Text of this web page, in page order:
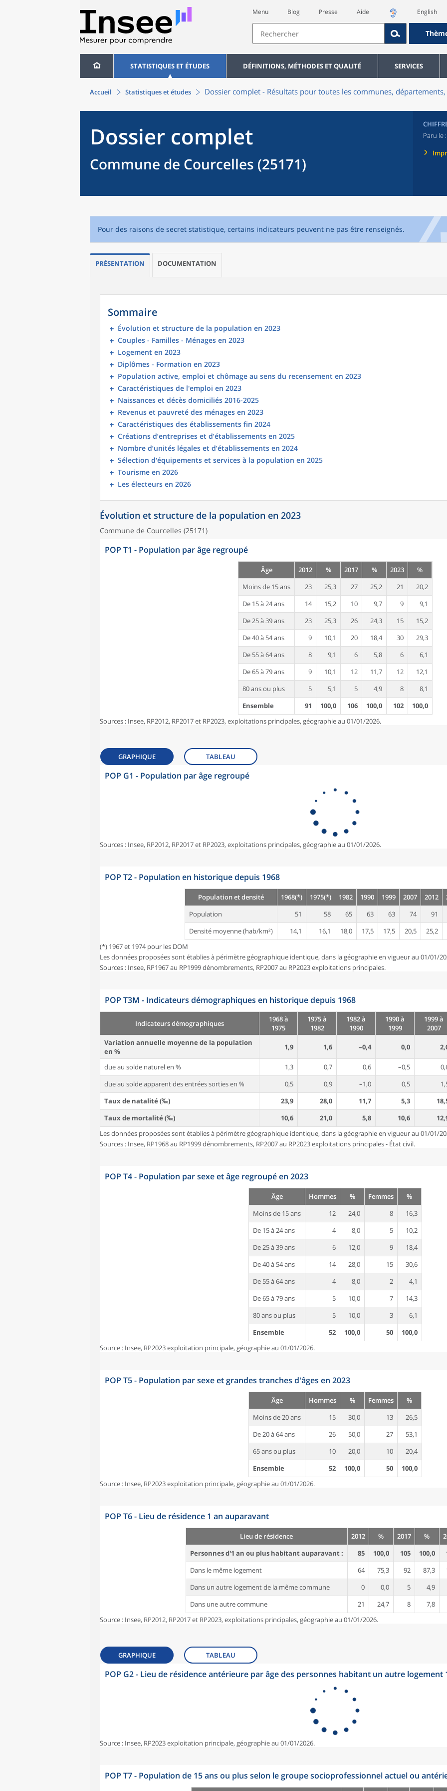
Menu Blog Presse Aide English
STATISTIQUES ET ÉTUDES DÉFINITIONS, MÉTHODES ET QUALITÉ SERVICES
Accueil Statistiques et études Dossier complet - Résultats pour toutes les communes,
Dossier complet
Commune de Courcelles (25171)
Paru le
Pour des raisons de secret statistique, certains indicateurs peuvent ne pas être renseignés.
PRÉSENTATION DOCUMENTATION
Sommaire
Évolution et structure de la population en 2023
Couples - Familles - Ménages en 2023
Logement en 2023
Diplômes - Formation en 2023
Population active, emploi et chômage au sens du recensement en 2023
Caractéristiques de l'emploi en 2023
Naissances et décès domiciliés 2016-2025
Revenus et pauvreté des ménages en 2023
Caractéristiques des établissements fin 2024
Créations d’entreprises et d’établissements en 2025
Nombre d’unités légales et d’établissements en 2024
Sélection d'équipements et services à la population en 2025
Tourisme en 2026
Les électeurs en 2026
Évolution et structure de la population en 2023
Commune de Courcelles (25171)
POP T1 - Population par âge regroupé
Âge 2012 % 2017 % 2023
%
Moins de 15 ans
23 25,3 27 25,2 21
20,2
De 15 à 24 ans
14 15,2 10 9,7 9
9,1
De 25 à 39 ans
23 25,3 26 24,3 15
15,2
De 40 à 54 ans
9 10,1 20 18,4 30
29,3
De 55 à 64 ans
8 9,1 6 5,8 6
6,1
De 65 à 79 ans
9 10,1 12 11,7 12
12,1
80 ans ou plus
5 5,1 5 4,9 8
8,1
Ensemble
91 100,0 106 100,0 102
100,0
Sources : Insee, RP2012, RP2017 et RP2023, exploitations principales, géographie au 01/01/2026.
GRAPHIQUE TABLEAU
POP G1 - Population par âge regroupé
Sources : Insee, RP2012, RP2017 et RP2023, exploitations principales, géographie au 01/01/2026.
POP T2 - Population en historique depuis 1968
Population et densité 1968(*) 1975(*) 1982 1990 1999 2007 2012
Population
51 58 65 63 63 74
91
Densité moyenne (hab/km²)
14,1 16,1 18,0 17,5 17,5 20,5
25,2
(*) 1967 et 1974 pour les DOM
Les données proposées sont établies à périmètre géographique identique, dans la géographie en vigueur au 01/01/
Sources : Insee, RP1967 au RP1999 dénombrements, RP2007 au RP2023 exploitations principales.
POP T3M - Indicateurs démographiques en historique depuis 1968
Indicateurs démographiques
1968 à
1975
1975 à
1982
1982 à
1990
1990 à
1999
1999 à
2007
Variation annuelle moyenne de la population
en %
1,9 1,6 –0,4 0,0
due au solde naturel en % 1,3 0,7 0,6 –0,5
due au solde apparent des entrées sorties en %
0,5 0,9 –1,0 0,5
Taux de natalité (‰)
23,9 28,0 11,7 5,3
Taux de mortalité (‰)
10,6 21,0 5,8 10,6
Les données proposées sont établies à périmètre géographique identique, dans la géographie en vigueur au 01/01/
Sources : Insee, RP1968 au RP1999 dénombrements, RP2007 au RP2023 exploitations principales - État civil.
POP T4 - Population par sexe et âge regroupé en 2023
Âge Hommes % Femmes
%
Moins de 15 ans
12 24,0 8
16,3
De 15 à 24 ans
4 8,0 5
10,2
De 25 à 39 ans
6 12,0 9
18,4
De 40 à 54 ans
14 28,0 15
30,6
De 55 à 64 ans
4 8,0 2
4,1
De 65 à 79 ans
5 10,0 7
14,3
80 ans ou plus
5 10,0 3
6,1
Ensemble
52 100,0 50
100,0
Source : Insee, RP2023 exploitation principale, géographie au 01/01/2026.
POP T5 - Population par sexe et grandes tranches d'âges en 2023
Âge Hommes % Femmes
%
Moins de 20 ans
15 30,0 13
26,5
De 20 à 64 ans
26 50,0 27
53,1
65 ans ou plus
10 20,0 10
20,4
Ensemble
52 100,0 50
100,0
Source : Insee, RP2023 exploitation principale, géographie au 01/01/2026.
POP T6 - Lieu de résidence 1 an auparavant
Lieu de résidence 2012 % 2017 %
Personnes d'1 an ou plus habitant auparavant :
85 100,0 105 100,0
Dans le même logement
64 75,3 92 87,3
Dans un autre logement de la même commune
0 0,0 5
4,9
Dans une autre commune
21 24,7 8
7,8
Source : Insee, RP2012, RP2017 et RP2023, exploitations principales, géographie au 01/01/2026.
GRAPHIQUE TABLEAU
POP G2 - Lieu de résidence antérieure par âge des personnes habitant un autre logement
Source : Insee, RP2023 exploitation principale, géographie au 01/01/2026.
POP T7 - Population de 15 ans ou plus selon le groupe socioprofessionnel actuel ou